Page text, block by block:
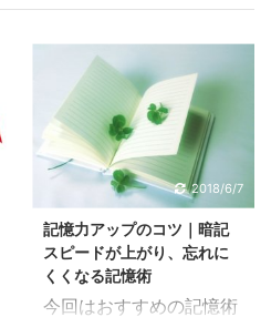
2018/6/7
記憶力アップのコツ｜暗記
スピードが上がり、忘れに
くくなる記憶術
今回はおすすめの記憶術